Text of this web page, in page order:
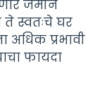
जमीन
स्वतःचे घर
अधिक प्रभावी
फायदा